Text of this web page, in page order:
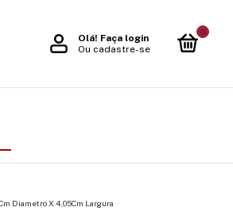
Olá! Faça login
Ou cadastre-se
0
Diametro X 4,05Cm Largura